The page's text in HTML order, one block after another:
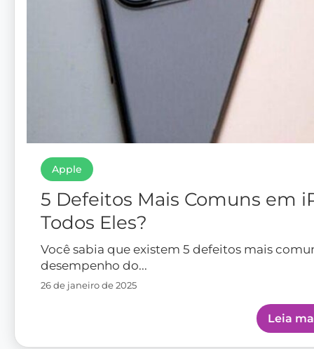
Apple
5 Defeitos Mais Comuns em
Todos Eles?
Você sabia que existem 5 defeitos mais
desempenho do...
26 de janeiro de 2025
Leia